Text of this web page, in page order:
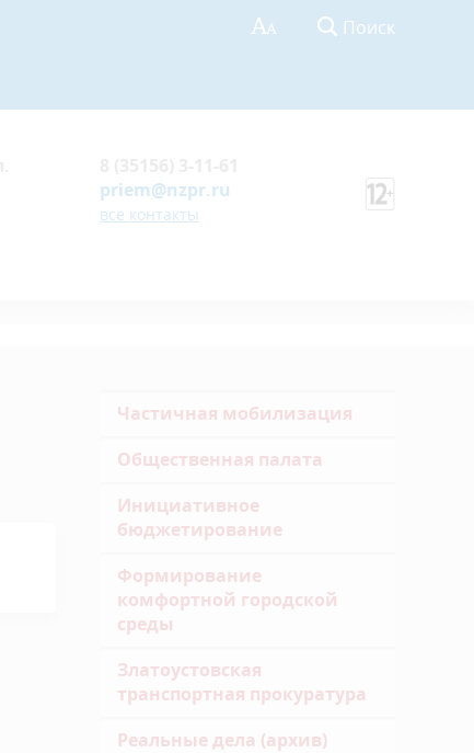
Поиск
priem@nzpr.ru
все контакты
Частичная мобилизация
Общественная палата
Инициативное
бюджетирование
Формирование
комфортной городской
среды
Златоустовская
транспортная прокуратура
Реальные дела (архив)